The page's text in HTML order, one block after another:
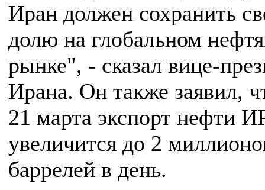
Иран должен сохранить
долю на глобальном
рынке", - сказал вице-
Ирана. Он также заявил,
21 марта экспорт нефти
увеличится до 2
баррелей в день.